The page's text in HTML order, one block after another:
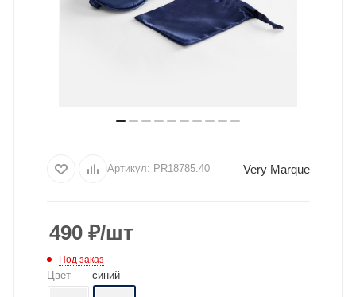
Артикул: PR18785.40 Very Marque
490₽/шт
Под заказ
Цвет — синий